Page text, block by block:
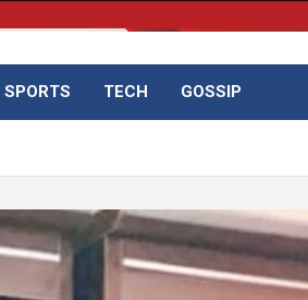
SPORTS TECH GOSSIP